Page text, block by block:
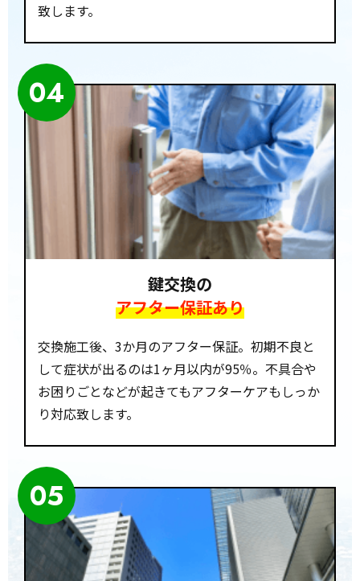
致します。
04
鍵交換の
アフター保証あり
交換施工後、3か月のアフター保証。初期不良と
して症状が出るのは1ヶ月以内が95％。不具合や
お困りごとなどが起きてもアフターケアもしっか
り対応致します。
05